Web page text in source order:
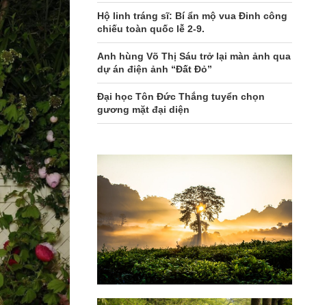
Hộ linh tráng sĩ: Bí ẩn mộ vua Đinh công
chiếu toàn quốc lễ 2-9.
Anh hùng Võ Thị Sáu trở lại màn ảnh qua
dự án điện ảnh “Đất Đỏ”
Đại học Tôn Đức Thắng tuyển chọn
gương mặt đại diện